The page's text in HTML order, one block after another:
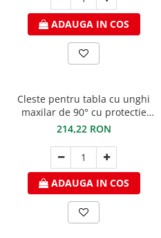
ADAUGA IN COS
Cleste pentru tabla cu unghi
maxilar de 90° cu protectie
din PVC 230mm Freund
214,22 RON
ADAUGA IN COS